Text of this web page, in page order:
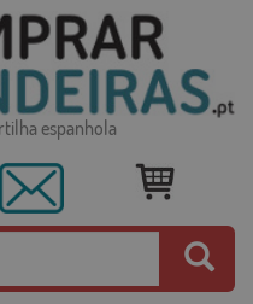
espanhola